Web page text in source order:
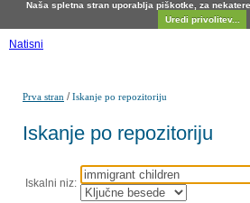
Naša spletna stran uporablja piškotke, za
Uredi privolitev...
Natisni
Prva stran /Iskanje po repozitoriju
Iskanje po repozitoriju
Iskalni niz: